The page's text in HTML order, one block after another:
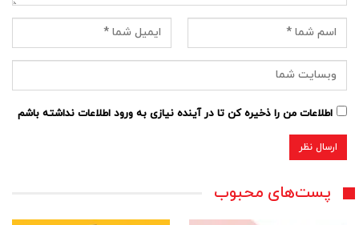
اطلاعات من را ذخیره کن تا در آینده نیازی به ورود اطلاعات نداشته باشم
پست‌های محبوب